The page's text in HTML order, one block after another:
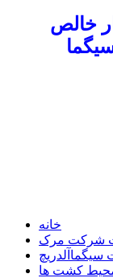
خالص
خانه
شرکت مرک
کشت ها